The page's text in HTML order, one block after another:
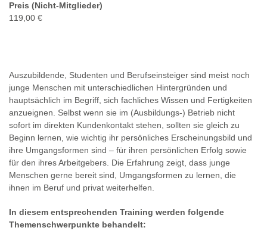
Preis (Nicht-Mitglieder)
119,00 €
Auszubildende, Studenten und Berufseinsteiger sind meist noch
junge Menschen mit unterschiedlichen Hintergründen und
hauptsächlich im Begriff, sich fachliches Wissen und Fertigkeiten
anzueignen. Selbst wenn sie im (Ausbildungs-) Betrieb nicht
sofort im direkten Kundenkontakt stehen, sollten sie gleich zu
Beginn lernen, wie wichtig ihr persönliches Erscheinungsbild und
ihre Umgangsformen sind – für ihren persönlichen Erfolg sowie
für den ihres Arbeitgebers. Die Erfahrung zeigt, dass junge
Menschen gerne bereit sind, Umgangsformen zu lernen, die
ihnen im Beruf und privat weiterhelfen.
In diesem entsprechenden Training werden folgende
Themenschwerpunkte behandelt: